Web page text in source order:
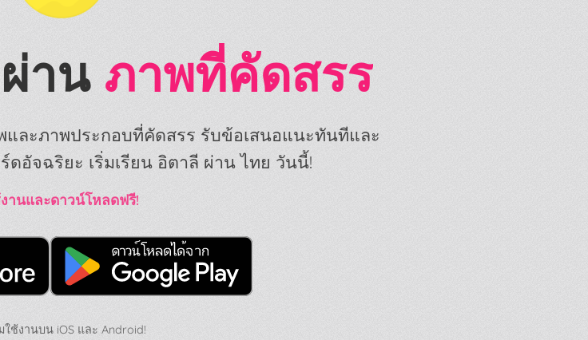
านภาพที่คัดสรร
และภาพประกอบที่คัดสรร รับข้อเสนอแนะทันทีและ
อัจฉริยะ เริ่มเรียน อิตาลี ผ่าน ไทย วันนี้!
านและดาวน์โหลดฟรี!
ใช้งานบน iOS และ Android!